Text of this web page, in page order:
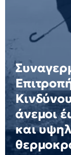
άνεμοι
και